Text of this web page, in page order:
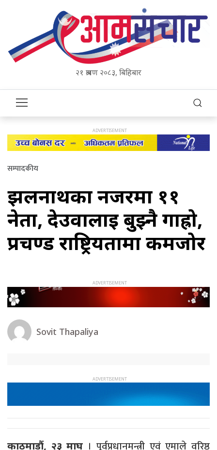
२१ श्रावण २०८३, बिहिबार
सम्पादकीय
झलनाथका नजरमा ११
नेता, देउवालाई बुझ्नै गाह्रो,
प्रचण्ड राष्ट्रियतामा कमजोर
Sovit Thapaliya
काठमाडौं, २३ माघ । पूर्वप्रधानमन्त्री एवं एमाले वरिष्ठ